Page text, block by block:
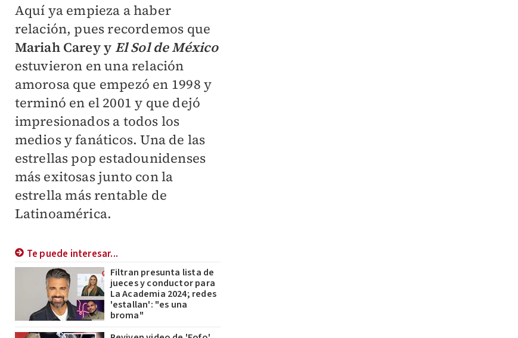
Aquí ya empieza a haber
relación, pues recordemos que
Mariah Carey y El Sol de México
estuvieron en una relación
amorosa que empezó en 1998 y
terminó en el 2001 y que dejó
impresionados a todos los
medios y fanáticos. Una de las
estrellas pop estadounidenses
más exitosas junto con la
estrella más rentable de
Latinoamérica.
Te puede interesar...
Filtran presunta lista de
jueces y conductor para
La Academia 2024; redes
'estallan': "es una
broma"